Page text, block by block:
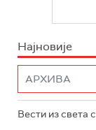
Најновије
Вести из света